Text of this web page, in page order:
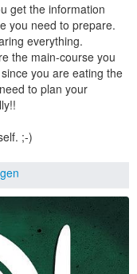
get the information
you need to prepare.
everything.
the main-course you
you are eating the
to plan your
;-)